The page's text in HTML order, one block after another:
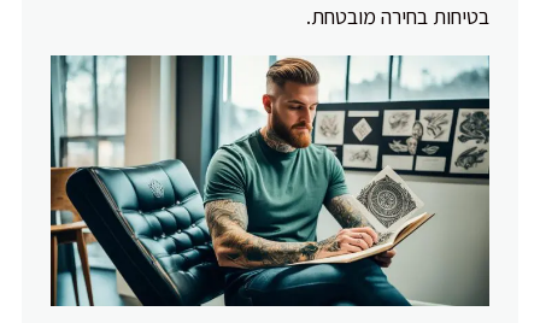
בטיחות בחירה מובטחת.